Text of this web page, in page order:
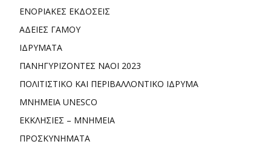
ΕΝΟΡΙΑΚΕΣ ΕΚΔΟΣΕΙΣ
ΑΔΕΙΕΣ ΓΑΜΟΥ
ΙΔΡΥΜΑΤΑ
ΠΑΝΗΓΥΡΙΖΟΝΤΕΣ ΝΑΟΙ 2023
ΠΟΛΙΤΙΣΤΙΚΟ ΚΑΙ ΠΕΡΙΒΑΛΛΟΝΤΙΚΟ ΙΔΡΥΜΑ
ΜΝΗΜΕΙΑ UNESCO
ΕΚΚΛΗΣΙΕΣ – ΜΝΗΜΕΙΑ
ΠΡΟΣΚΥΝΗΜΑΤΑ